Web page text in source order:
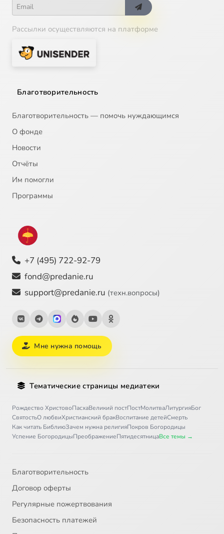
Рассылки осуществляются на платформе
Благотворительность
Благотворительность — помочь нуждающимся
О фонде
Новости
Отчёты
Им помогли
Программы
+7 (495) 722-92-79
fond@predanie.ru
support@predanie.ru (техн.вопросы)
Мне нужна помощь
Тематические страницы медиатеки
Рождество ХристовоПасхаВеликий постПостМолитваЛитургияБог
СвятостьО любвиХристианский бракВоспитание детейСмерть
Как читать БиблиюЗачем нужна религияПокров Богородицы
Успение БогородицыПреображениеПятидесятницаВсе темы →
Благотворительность
Договор оферты
Регулярные пожертвования
Безопасность платежей